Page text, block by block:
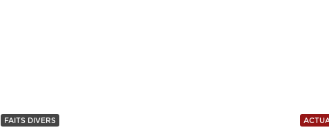
FAITS DIVERS